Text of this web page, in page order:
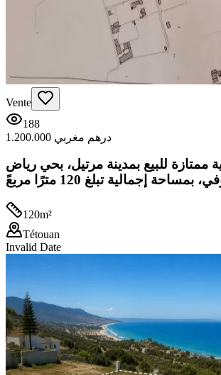
Vente
188
1.200.000 درهم مغربي
ممتازة للبيع بمدينة مرتيل، بحي رياض
120m²
Tétouan
Invalid Date